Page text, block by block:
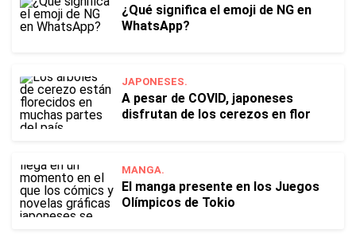
¿Qué significa el emoji de NG en
WhatsApp?
JAPONESES.
A pesar de COVID, japoneses
disfrutan de los cerezos en flor
MANGA.
El manga presente en los Juegos
Olímpicos de Tokio